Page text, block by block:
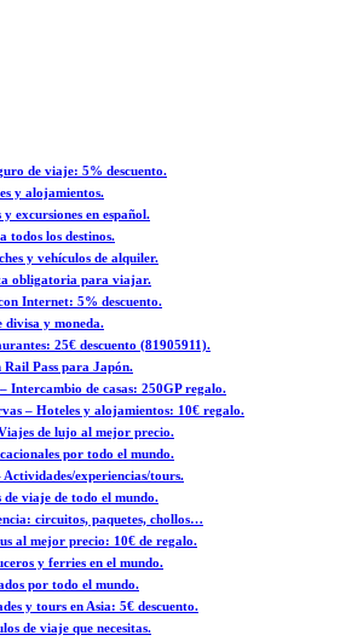
de viaje: 5% descuento.
y alojamientos.
excursiones en español.
todos los destinos.
y vehículos de alquiler.
obligatoria para viajar.
Internet: 5% descuento.
divisa y moneda.
25€ descuento (81905911).
Rail Pass para Japón.
Intercambio de casas: 250GP regalo.
– Hoteles y alojamientos: 10€ regalo.
de lujo al mejor precio.
por todo el mundo.
experiencias/tours.
de viaje de todo el mundo.
circuitos, paquetes, chollos…
al mejor precio: 10€ de regalo.
y ferries en el mundo.
por todo el mundo.
y tours en Asia: 5€ descuento.
de viaje que necesitas.